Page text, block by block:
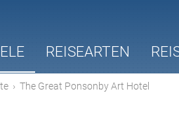
REISEARTEN
› The Great Ponsonby Art Hotel